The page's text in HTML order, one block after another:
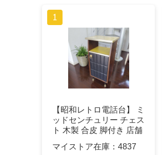
【昭和レトロ電話台】 ミ
ッドセンチュリー チェス
ト 木製 合皮 脚付き 店舗
マイストア在庫： 4837